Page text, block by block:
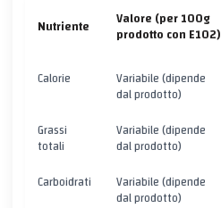
Nutriente Valore (per 100g
prodotto con E102)
Calorie
Variabile (dipende
dal prodotto)
Grassi
totali
Variabile (dipende
dal prodotto)
Carboidrati
Variabile (dipende
dal prodotto)